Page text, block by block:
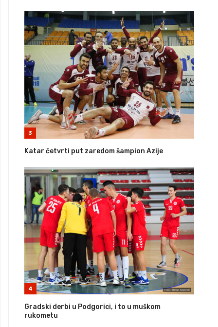
3
Katar četvrti put zaredom šampion Azije
4
Gradski derbi u Podgorici, i to u muškom
rukometu